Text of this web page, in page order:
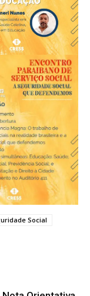
Social